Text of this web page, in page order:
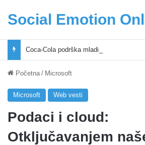
Social Emotion
Početna / Microsoft
Microsoft Web vesti
Podaci i cloud:
Otključavanjem